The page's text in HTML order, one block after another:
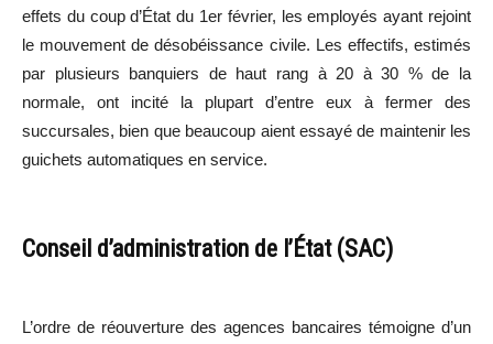
effets du coup d’État du 1er février, les employés ayant rejoint
le mouvement de désobéissance civile. Les effectifs, estimés
par plusieurs banquiers de haut rang à 20 à 30 % de la
normale, ont incité la plupart d’entre eux à fermer des
succursales, bien que beaucoup aient essayé de maintenir les
guichets automatiques en service.
Conseil d’administration de l’État (SAC)
L’ordre de réouverture des agences bancaires témoigne d’un